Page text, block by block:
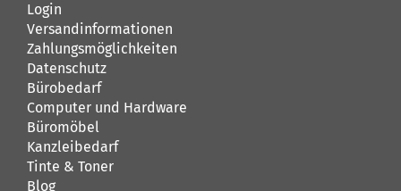
Login
Versandinformationen
Zahlungsmöglichkeiten
Datenschutz
Bürobedarf
Computer und Hardware
Büromöbel
Kanzleibedarf
Tinte & Toner
Blog